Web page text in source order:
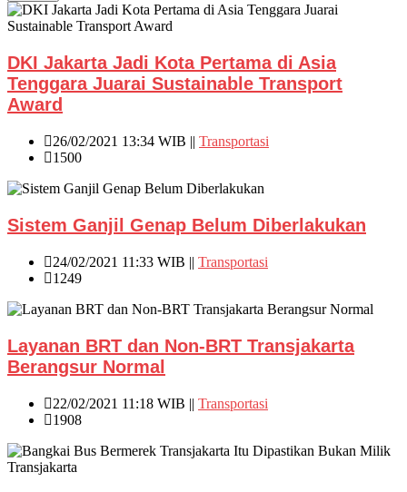
DKI Jakarta Jadi Kota Pertama di Asia
Tenggara Juarai Sustainable Transport
Award
26/02/2021 13:34 WIB || Transportasi
1500
Sistem Ganjil Genap Belum Diberlakukan
24/02/2021 11:33 WIB || Transportasi
1249
Layanan BRT dan Non-BRT Transjakarta
Berangsur Normal
22/02/2021 11:18 WIB || Transportasi
1908